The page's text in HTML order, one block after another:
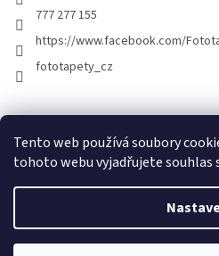
Tento web používá soubory
tohoto webu vyjadřujete souhlas
777 277 155
https://www.facebook.com/
fototapety_cz
Vytvořil